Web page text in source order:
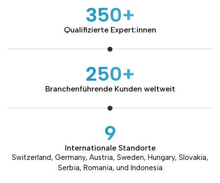
350+
Qualifizierte Expert:innen
250+
Branchenführende Kunden weltweit
9
Internationale Standorte
Switzerland, Germany, Austria, Sweden, Hungary, Slovakia,
Serbia, Romania, und Indonesia